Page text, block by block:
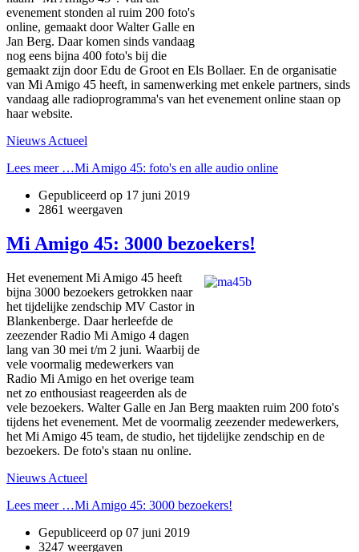
evenement stonden al ruim 200 foto's
online, gemaakt door Walter Galle en
Jan Berg. Daar komen sinds vandaag
nog eens bijna 400 foto's bij die
gemaakt zijn door Edu de Groot en Els Bollaer. En de organisatie
van Mi Amigo 45 heeft, in samenwerking met enkele partners, sinds
vandaag alle radioprogramma's van het evenement online staan op
haar website.
Nieuws Actueel
Lees meer …Mi Amigo 45: foto's en alle audio online
Gepubliceerd op 17 juni 2019
2861 weergaven
Mi Amigo 45: 3000 bezoekers!
Het evenement Mi Amigo 45 heeft
bijna 3000 bezoekers getrokken naar
het tijdelijke zendschip MV Castor in
Blankenberge. Daar herleefde de
zeezender Radio Mi Amigo 4 dagen
lang van 30 mei t/m 2 juni. Waarbij de
vele voormalig medewerkers van
Radio Mi Amigo en het overige team
net zo enthousiast reageerden als de
vele bezoekers. Walter Galle en Jan Berg maakten ruim 200 foto's
tijdens het evenement. Met de voormalig zeezender medewerkers,
het Mi Amigo 45 team, de studio, het tijdelijke zendschip en de
bezoekers. De foto's staan nu online.
Nieuws Actueel
Lees meer …Mi Amigo 45: 3000 bezoekers!
Gepubliceerd op 07 juni 2019
3247 weergaven